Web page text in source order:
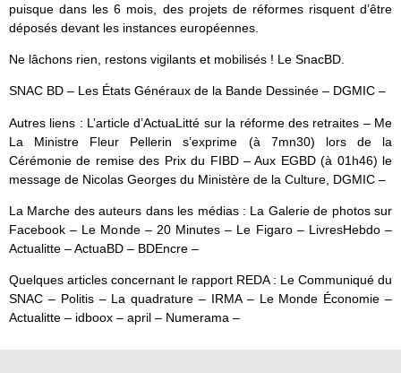
puisque dans les 6 mois, des projets de réformes risquent d’être
déposés devant les instances européennes.
Ne lâchons rien, restons vigilants et mobilisés ! Le SnacBD.
SNAC BD – Les États Généraux de la Bande Dessinée – DGMIC –
Autres liens : L’article d’ActuaLitté sur la réforme des retraites – Me
La Ministre Fleur Pellerin s’exprime (à 7mn30) lors de la
Cérémonie de remise des Prix du FIBD – Aux EGBD (à 01h46) le
message de Nicolas Georges du Ministère de la Culture, DGMIC –
La Marche des auteurs dans les médias : La Galerie de photos sur
Facebook – Le Monde – 20 Minutes – Le Figaro – LivresHebdo –
Actualitte – ActuaBD – BDEncre –
Quelques articles concernant le rapport REDA : Le Communiqué du
SNAC – Politis – La quadrature – IRMA – Le Monde Économie –
Actualitte – idboox – april – Numerama –